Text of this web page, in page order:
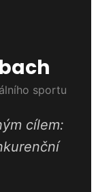
sportu
cílem: